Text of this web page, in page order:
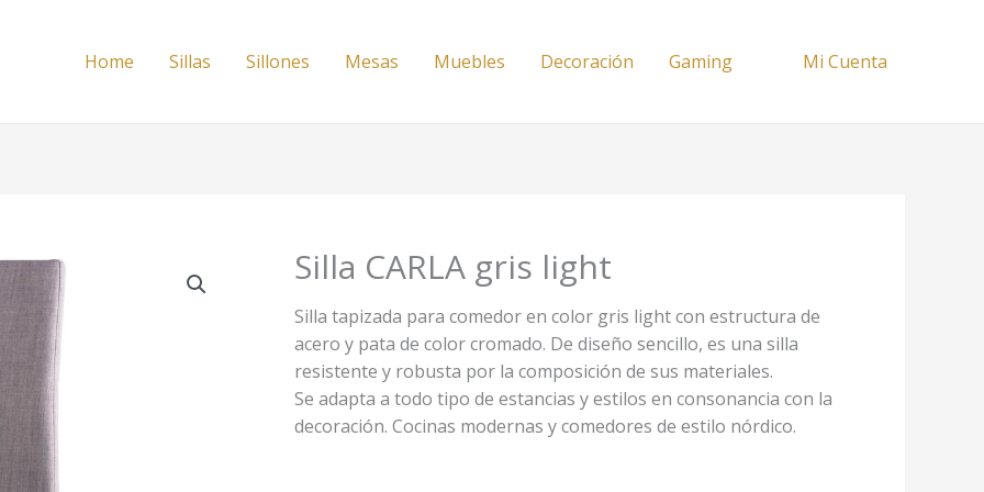
Home Sillas Sillones Mesas Muebles Decoración Gaming Mi Cuenta
Silla CARLA gris light
Silla tapizada para comedor en color gris light con estructura de
acero y pata de color cromado. De diseño sencillo, es una silla
resistente y robusta por la composición de sus materiales.
Se adapta a todo tipo de estancias y estilos en consonancia con la
decoración. Cocinas modernas y comedores de estilo nórdico.